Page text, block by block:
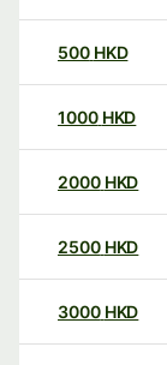
500 HKD
1000 HKD
2000 HKD
2500 HKD
3000 HKD